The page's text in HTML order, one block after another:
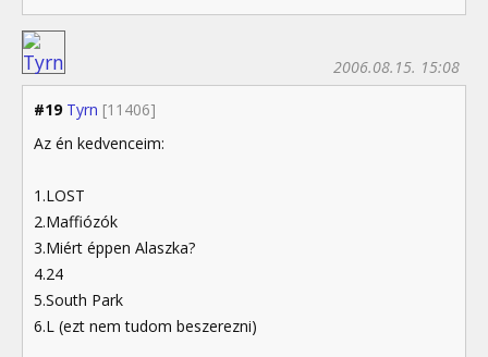
#19 Tyrn [11406]
2006.08.15. 15:08
Az én kedvenceim:
1.LOST
2.Maffiózók
3.Miért éppen Alaszka?
4.24
5.South Park
6.L (ezt nem tudom beszerezni)